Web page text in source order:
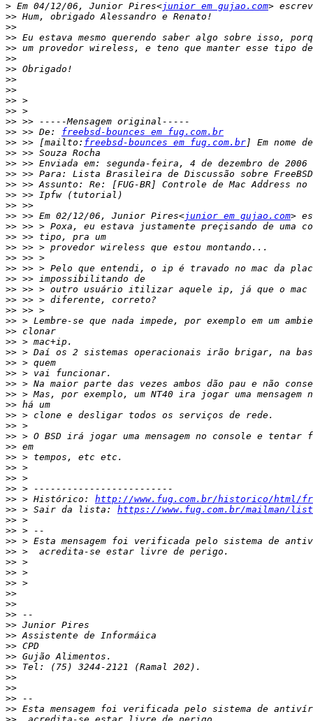
> Em 04/12/06, Junior Pires<junior em gujao.com
>>
>>
>>
>>
>>
>>
>>
>>
>>
>>
>>
>> >> De: freebsd-bounces em fug.com.br
>> >> [mailto: freebsd-bounces em fug.com.br
>>
>>
>>
>>
>>
>>
>> >> Em 02/12/06, Junior Pires<junior em gujao.com
>>
>>
>>
>>
>>
>>
>>
>>
>>
>>
>>
>>
>>
>>
>>
>>
>>
>>
>>
>>
>>
>>
>>
>>
>>
>>
>> > Histórico: http://www.fug.com.br/historico/html/
>> > Sair da lista: https://www.fug.com.br/mailman/
>>
>>
>>
>>
>>
>>
>>
>>
>>
>>
>>
>>
>>
>>
>>
>>
>>
>>
>>